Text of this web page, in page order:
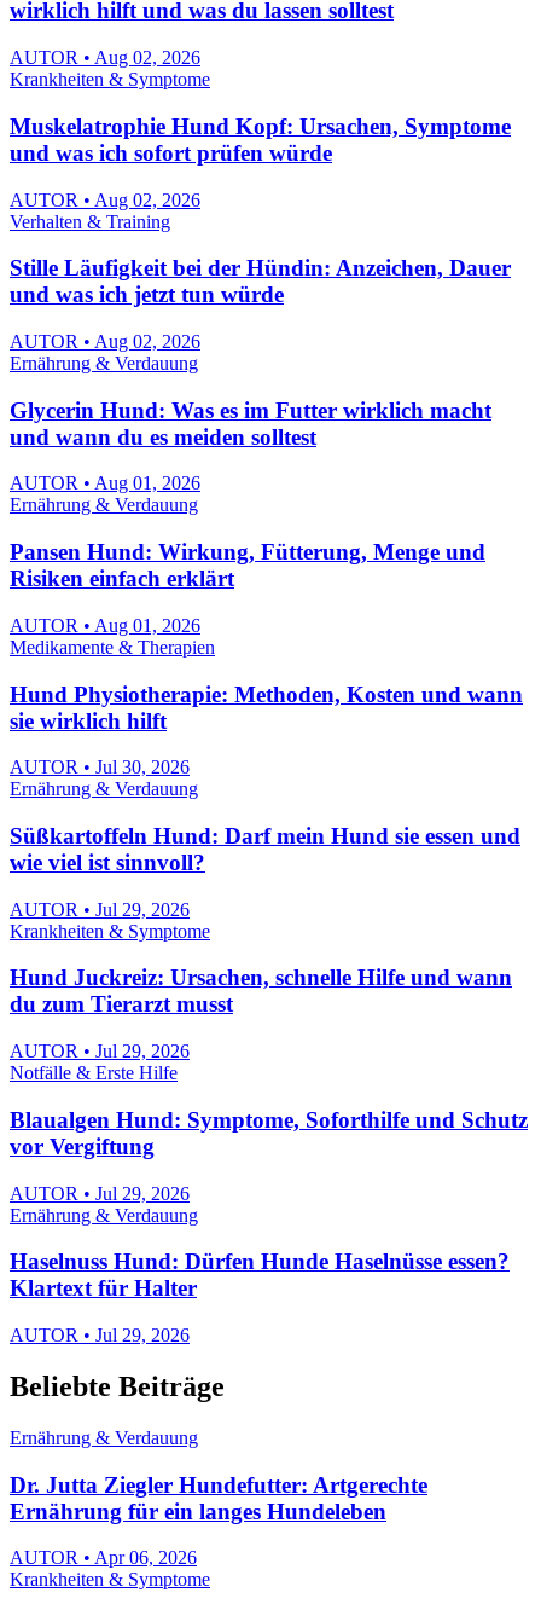
wirklich hilft und was du lassen solltest
AUTOR • Aug 02, 2026
Krankheiten & Symptome
Muskelatrophie Hund Kopf: Ursachen, Symptome
und was ich sofort prüfen würde
AUTOR • Aug 02, 2026
Verhalten & Training
Stille Läufigkeit bei der Hündin: Anzeichen, Dauer
und was ich jetzt tun würde
AUTOR • Aug 02, 2026
Ernährung & Verdauung
Glycerin Hund: Was es im Futter wirklich macht
und wann du es meiden solltest
AUTOR • Aug 01, 2026
Ernährung & Verdauung
Pansen Hund: Wirkung, Fütterung, Menge und
Risiken einfach erklärt
AUTOR • Aug 01, 2026
Medikamente & Therapien
Hund Physiotherapie: Methoden, Kosten und wann
sie wirklich hilft
AUTOR • Jul 30, 2026
Ernährung & Verdauung
Süßkartoffeln Hund: Darf mein Hund sie essen und
wie viel ist sinnvoll?
AUTOR • Jul 29, 2026
Krankheiten & Symptome
Hund Juckreiz: Ursachen, schnelle Hilfe und wann
du zum Tierarzt musst
AUTOR • Jul 29, 2026
Notfälle & Erste Hilfe
Blaualgen Hund: Symptome, Soforthilfe und Schutz
vor Vergiftung
AUTOR • Jul 29, 2026
Ernährung & Verdauung
Haselnuss Hund: Dürfen Hunde Haselnüsse essen?
Klartext für Halter
AUTOR • Jul 29, 2026
Beliebte Beiträge
Ernährung & Verdauung
Dr. Jutta Ziegler Hundefutter: Artgerechte
Ernährung für ein langes Hundeleben
AUTOR • Apr 06, 2026
Krankheiten & Symptome